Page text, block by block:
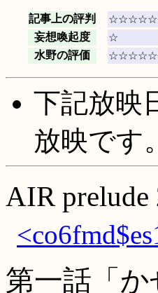
記事上の評判
妄想喚起度
☆
水野の評価
下記放映
放映です。
AIR prelude
第一話「